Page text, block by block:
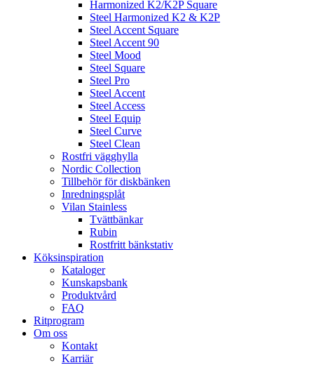
Harmonized K2/K2P Square
Steel Harmonized K2 & K2P
Steel Accent Square
Steel Accent 90
Steel Mood
Steel Square
Steel Pro
Steel Accent
Steel Access
Steel Equip
Steel Curve
Steel Clean
Rostfri vägghylla
Nordic Collection
Tillbehör för diskbänken
Inredningsplåt
Vilan Stainless
Tvättbänkar
Rubin
Rostfritt bänkstativ
Köksinspiration
Kataloger
Kunskapsbank
Produktvård
FAQ
Ritprogram
Om oss
Kontakt
Karriär